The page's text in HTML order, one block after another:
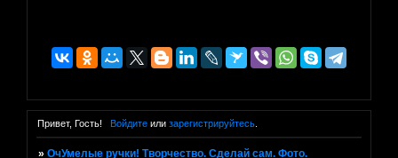
Привет, Гость! Войдитеили зарегистрируйтесь.
»ОчУмелые ручки! Творчество. Сделай сам. Фото.